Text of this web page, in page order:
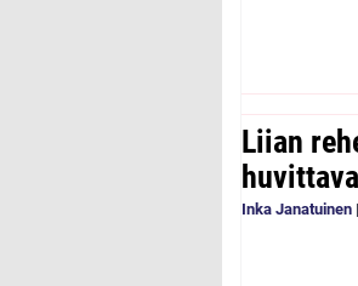
Liian
Inka Janatuinen |